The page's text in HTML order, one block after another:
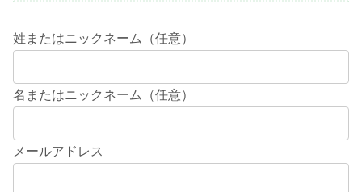
姓またはニックネーム（任意）
名またはニックネーム（任意）
メールアドレス